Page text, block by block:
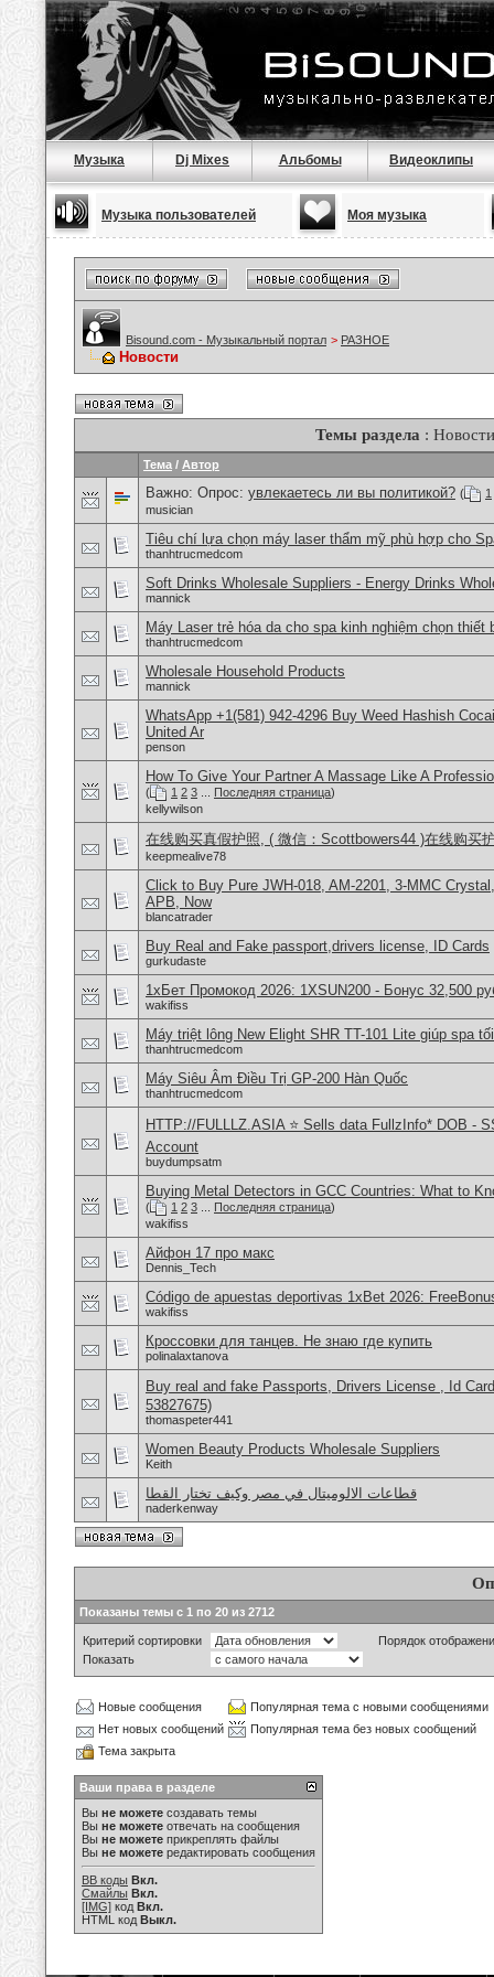
Музыка Dj Mixes Альбомы Видеоклипы
Музыка пользователей Моя музыка
Bisound.com - Музыкальный портал > РАЗНОЕ
Новости
Темы раздела : Новости
Тема / Автор
Важно: Опрос: увлекаетесь ли вы политикой? (
1
musician
Tiêu chí lựa chọn máy laser thẩm mỹ phù hợp cho
thanhtrucmedcom
Soft Drinks Wholesale Suppliers - Energy Drinks
mannick
Máy Laser trẻ hóa da cho spa kinh nghiệm chọn thiết
thanhtrucmedcom
Wholesale Household Products
mannick
WhatsApp +1(581) 942-4296 Buy Weed Hashish
United Ar
penson
How To Give Your Partner A Massage Like A
( 1 2 3 Последняя страница)
kellywilson
在线购买真假护照, ( 微信：Scottbowers44 )在线购买
keepmealive78
Click to Buy Pure JWH-018, AM-2201, 3-MMC
APB, Now
blancatrader
Buy Real and Fake passport,drivers license, ID Cards
gurkudaste
1хБет Промокод 2026: 1XSUN200 - Бонус 32,500
wakifiss
Máy triệt lông New Elight SHR TT-101 Lite giúp spa
thanhtrucmedcom
Máy Siêu Âm Điều Trị GP-200 Hàn Quốc
thanhtrucmedcom
HTTP://FULLLZ.ASIA ⭐️ Sells data FullzInfo* DOB -
Account
buydumpsatm
Buying Metal Detectors in GCC Countries: What to
( 1 2 3 Последняя страница)
wakifiss
Айфон 17 про макс
Dennis_Tech
Código de apuestas deportivas 1xBet 2026:
wakifiss
Кроссовки для танцев. Не знаю где купить
polinalaxtanova
Buy real and fake Passports, Drivers License , Id
53827675)
thomaspeter441
Women Beauty Products Wholesale Suppliers
Keith
قطاعات الالوميتال في مصر وكيف تختار القطا
naderkenway
Показаны темы с 1 по 20 из 2712
Критерий сортировки
Порядок
Показать
Новые сообщения
Популярная тема с новыми сообщениями
Нет новых сообщений
Популярная тема без новых сообщений
Тема закрыта
Ваши права в разделе
Вы не можете создавать темы
Вы не можете отвечать на сообщения
Вы не можете прикреплять файлы
Вы не можете редактировать сообщения
BB коды Вкл.
Смайлы Вкл.
[IMG] код Вкл.
HTML код Выкл.